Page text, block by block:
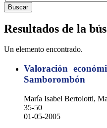
Buscar
Resultados de la
Un elemento encontrado.
Valoración
Samborombón
María Isabel Bertolotti,
35-50
01-05-2005